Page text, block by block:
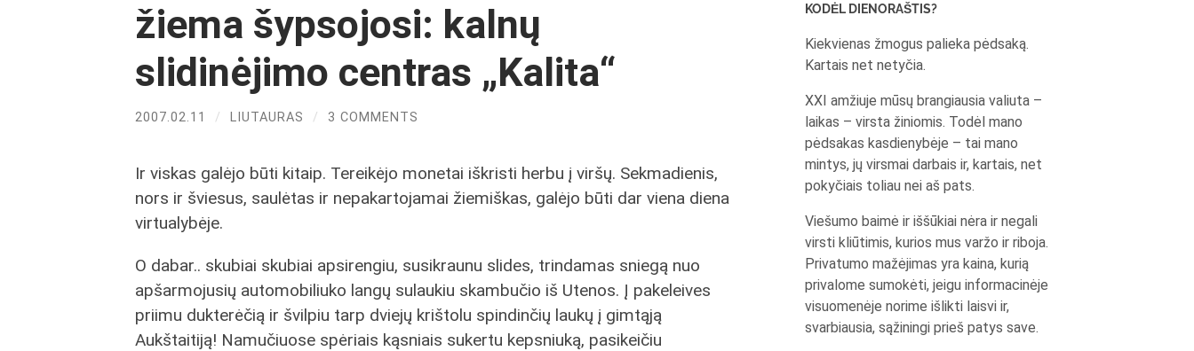
žiema šypsojosi: kalnų
slidinėjimo centras „Kalita“
2007.02.11 / LIUTAURAS / 3 COMMENTS
Ir viskas galėjo būti kitaip. Tereikėjo monetai iškristi herbu į viršų. Sekmadienis,
nors ir šviesus, saulėtas ir nepakartojamai žiemiškas, galėjo būti dar viena diena
virtualybėje.
O dabar.. skubiai skubiai apsirengiu, susikraunu slides, trindamas sniegą nuo
apšarmojusių automobiliuko langų sulaukiu skambučio iš Utenos. Į pakeleives
priimu dukterėčią ir švilpiu tarp dviejų krištolu spindinčių laukų į gimtąją
Aukštaitiją! Namučiuose spėriais kąsniais sukertu kepsniuką, pasikeičiu
KODĖL DIENORAŠTIS?
Kiekvienas žmogus palieka pėdsaką.
Kartais net netyčia.
XXI amžiuje mūsų brangiausia valiuta –
laikas – virsta žiniomis. Todėl mano
pėdsakas kasdienybėje – tai mano
mintys, jų virsmai darbais ir, kartais, net
pokyčiais toliau nei aš pats.
Viešumo baimė ir iššūkiai nėra ir negali
virsti kliūtimis, kurios mus varžo ir riboja.
Privatumo mažėjimas yra kaina, kurią
privalome sumokėti, jeigu informacinėje
visuomenėje norime išlikti laisvi ir,
svarbiausia, sąžiningi prieš patys save.